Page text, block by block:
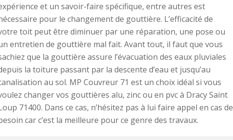
et un savoir-faire spécifique, entre autres est
pour le changement de gouttière. L’efficacité de
toit peut être diminuer par une réparation, une pose ou
entretien de gouttière mal fait. Avant tout, il faut que vous
que la gouttière assure l’évacuation des eaux pluviales
la toiture passant par la descente d’eau et jusqu’au
au sol. MP Couvreur 71 est un choix idéal si vous
changer vos gouttières alu, zinc ou en pvc à Dracy Saint
71400. Dans ce cas, n’hésitez pas à lui faire appel en cas de
car c’est la meilleure pour ce genre des travaux.